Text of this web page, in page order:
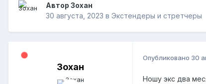
Автор Зохан
30 августа, 2023 в Экстендеры и стретчеры
Зохан
Опубликовано 30
Ношу экс два